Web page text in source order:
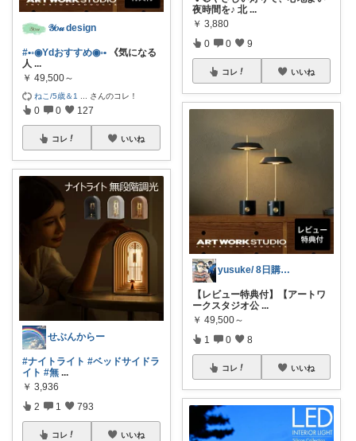
𝒴𝑜𝓊 design
#•◦◉Ydおすすめ◉◦• 《気になる
人 ...
￥ 49,500～
ねこ/5歳＆1 さんのコレ！
0 0 127
コレ いいね
せぶんからー
#ナイトライト #ベッドサイドラ
イト #無 ...
￥ 3,936
2 1 793
コレ いいね
夜時間を♪ 北 ...
￥ 3,880
0 0 9
コレ いいね
yusuke/ 8日購入感謝♫
【レビュー特典付】【アートワ
ークスタジオ公 ...
￥ 49,500～
1 0 8
コレ いいね